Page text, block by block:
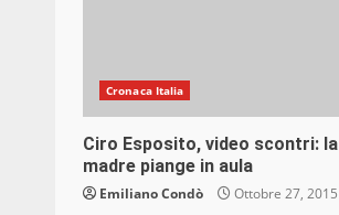
Cronaca Italia
Ciro Esposito, video scontri: la
madre piange in aula
Emiliano Condò Ottobre 27, 2015